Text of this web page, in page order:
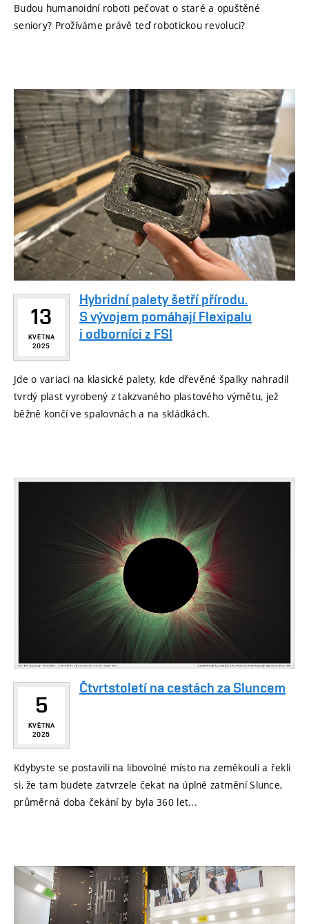
Budou humanoidní roboti pečovat o staré a opuštěné
seniory? Prožíváme právě teď robotickou revoluci?
13
KVĚTNA
2025
Hybridní palety šetří přírodu.
S vývojem pomáhají Flexipalu
i odborníci z FSI
Jde o variaci na klasické palety, kde dřevěné špalky nahradil
tvrdý plast vyrobený z takzvaného plastového výmětu, jež
běžně končí ve spalovnách a na skládkách.
5
KVĚTNA
2025
Čtvrtstoletí na cestách za Sluncem
Kdybyste se postavili na libovolné místo na zeměkouli a řekli
si, že tam budete zatvrzele čekat na úplné zatmění Slunce,
průměrná doba čekání by byla 360 let...